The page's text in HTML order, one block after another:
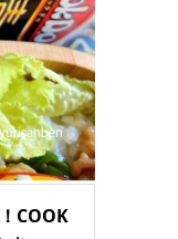
COOK